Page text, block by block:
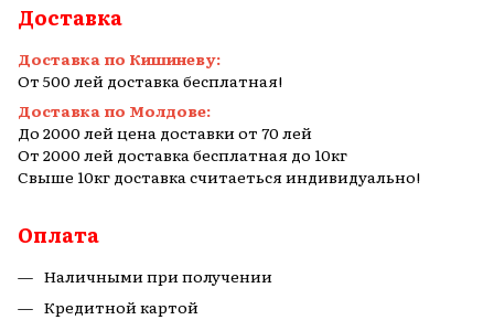
Доставка
Доставка по Кишиневу:
От 500 лей доставка бесплатная!
Доставка по Молдове:
До 2000 лей цена доставки от 70 лей
От 2000 лей доставка бесплатная до 10кг
Свыше 10кг доставка считаеться индивидуально!
Оплата
Наличными при получении
Кредитной картой